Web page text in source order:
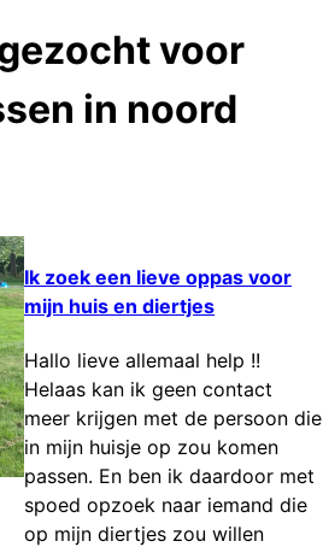
voor
in noord
Ik zoek een lieve oppas voor
mijn huis en diertjes
Hallo lieve allemaal help !!
Helaas kan ik geen contact
meer krijgen met de persoon die
in mijn huisje op zou komen
passen. En ben ik daardoor met
spoed opzoek naar iemand die
op mijn diertjes zou willen